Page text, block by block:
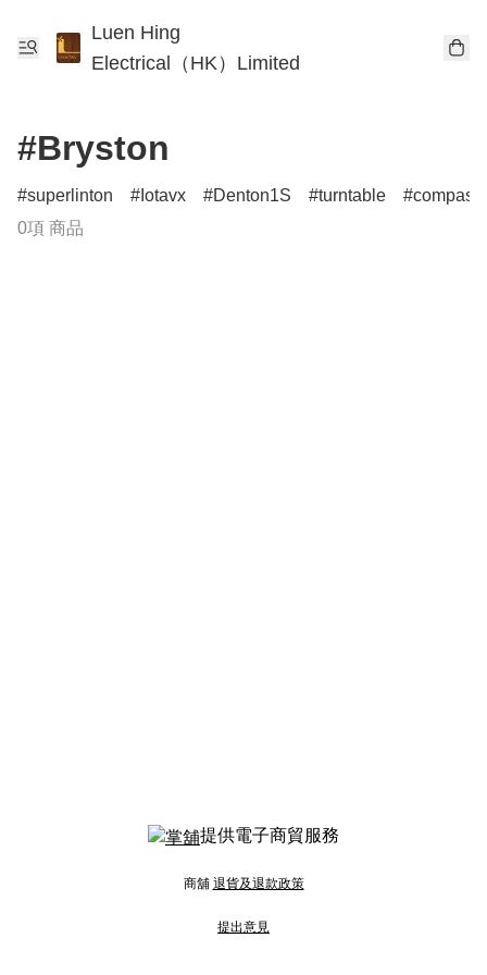
Luen Hing
Electrical（HK）Limited
#Bryston
superlinton Iotavx Denton1S turntable
compass
0項 商品
提供電子商貿服務
商舖 退貨及退款政策
提出意見